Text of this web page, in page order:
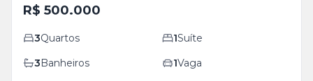
R$ 500.000
3Quartos 1Suíte
3Banheiros 1Vaga